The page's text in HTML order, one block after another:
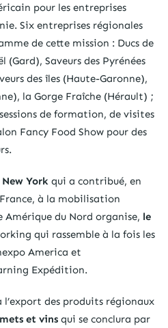
pour les entreprises
Six entreprises régionales
de cette mission : Ducs de
(Gard), Saveurs des Pyrénées
des îles (Haute-Garonne),
la Gorge Fraîche (Hérault) ;
de formation, de visites
Fancy Food Show pour des
York qui a contribué, en
à la mobilisation
Amérique du Nord organise, le
qui rassemble à la fois les
America et
Expédition.
l’export des produits régionaux
mets et vins qui se conclura par